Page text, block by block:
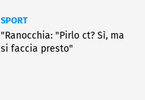
SPORT
"Ranocchia: "Pirlo ct? Sì, ma
si faccia presto"